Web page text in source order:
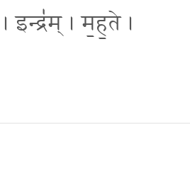
इन्द्र॑म् । म॒ह॒ते ।